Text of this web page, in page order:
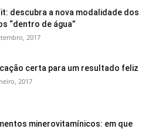
descubra a nova modalidade dos
“dentro de água”
2017
certa para um resultado feliz
2017
minerovitamínicos: em que